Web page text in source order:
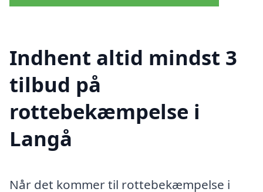
Indhent altid mindst 3
tilbud på
rottebekæmpelse i
Langå
Når det kommer til rottebekæmpelse i